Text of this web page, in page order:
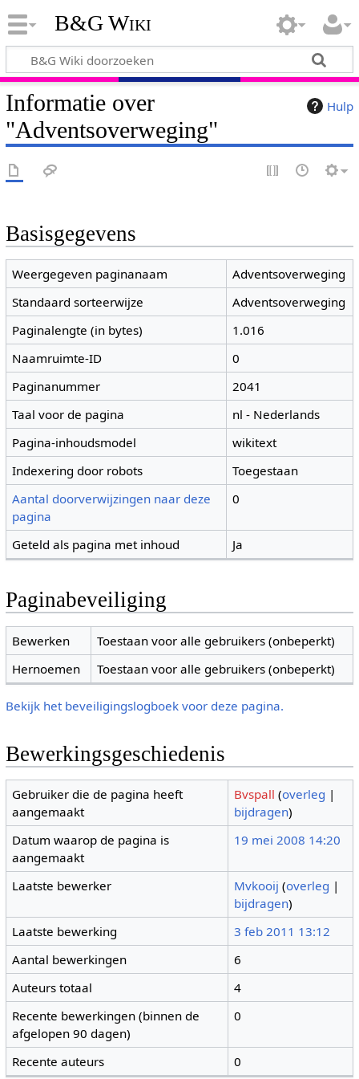
B&G Wiki
Hulp
Informatie over
"Adventsoverweging"
Basisgegevens
Weergegeven paginanaam
Adventsoverweging
Standaard sorteerwijze
Adventsoverweging
Paginalengte (in bytes)
1.016
Naamruimte-ID
0
Paginanummer
2041
Taal voor de pagina
nl - Nederlands
Pagina-inhoudsmodel
wikitext
Indexering door robots
Toegestaan
Aantal doorverwijzingen naar deze
pagina
0
Geteld als pagina met inhoud Ja
Paginabeveiliging
Bewerken
Toestaan voor alle gebruikers (onbeperkt)
Hernoemen
Toestaan voor alle gebruikers (onbeperkt)
Bekijk het beveiligingslogboek voor deze pagina.
Bewerkingsgeschiedenis
Gebruiker die de pagina heeft
aangemaakt
Bvspall (overleg |
bijdragen)
Datum waarop de pagina is
aangemaakt
19 mei 2008 14:20
Laatste bewerker Mvkooij (overleg |
bijdragen)
Laatste bewerking
3 feb 2011 13:12
Aantal bewerkingen
6
Auteurs totaal
4
Recente bewerkingen (binnen de
afgelopen 90 dagen)
0
Recente auteurs 0